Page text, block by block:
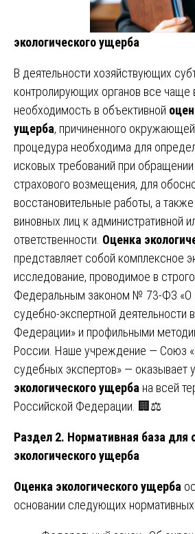
экологического ущерба
В деятельности хозяйствующих
контролирующих органов все чаще
необходимость в объективной
ущерба, причиненного
процедура необходима для
исковых требований при
страхового возмещения, для
восстановительные работы, а
виновных лиц к административной
ответственности. Оценка
представляет собой комплексное
исследование, проводимое в
Федеральным законом № 73-ФЗ «О
судебно-экспертной деятельности
Федерации» и профильными
России. Наше учреждение — Союз
судебных экспертов» — оказывает
экологического ущерба на всей
Российской Федерации. 🏢⚖️
Раздел 2. Нормативная база для
экологического ущерба
Оценка экологического ущерба
основании следующих